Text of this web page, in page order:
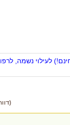
לעילוי נשמה,
(דווח